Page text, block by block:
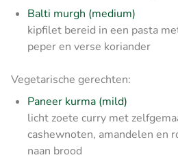
Balti murgh (medium)
kipfilet bereid in een pasta
peper en verse koriander
Vegetarische gerechten:
Paneer kurma (mild)
licht zoete curry met
cashewnoten, amandelen en
naan brood